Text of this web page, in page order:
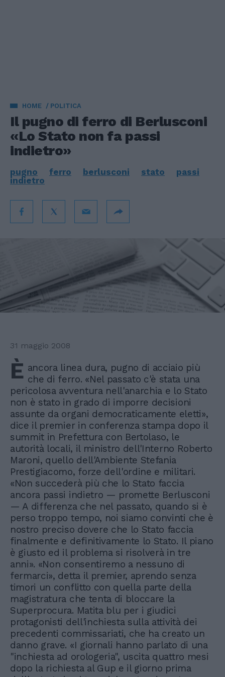
HOME POLITICA
Il pugno di ferro di Berlusconi
«Lo Stato non fa passi
indietro»
pugno ferro berlusconi stato
passi
indietro
31 maggio 2008
È ancora linea dura, pugno di acciaio più
che di ferro. «Nel passato c'è stata una
pericolosa avventura nell'anarchia e lo Stato
non è stato in grado di imporre decisioni
assunte da organi democraticamente eletti»,
dice il premier in conferenza stampa dopo il
summit in Prefettura con Bertolaso, le
autorità locali, il ministro dell'Interno Roberto
Maroni, quello dell'Ambiente Stefania
Prestigiacomo, forze dell'ordine e militari.
«Non succederà più che lo Stato faccia
ancora passi indietro — promette Berlusconi
— A differenza che nel passato, quando si è
perso troppo tempo, noi siamo convinti che è
nostro preciso dovere che lo Stato faccia
finalmente e definitivamente lo Stato. Il piano
è giusto ed il problema si risolverà in tre
anni». «Non consentiremo a nessuno di
fermarci», detta il premier, aprendo senza
timori un conflitto con quella parte della
magistratura che tenta di bloccare la
Superprocura. Matita blu per i giudici
protagonisti dell'inchiesta sulla attività dei
precedenti commissariati, che ha creato un
danno grave. «I giornali hanno parlato di una
"inchiesta ad orologeria", uscita quattro mesi
dopo la richiesta al Gup e il giorno prima